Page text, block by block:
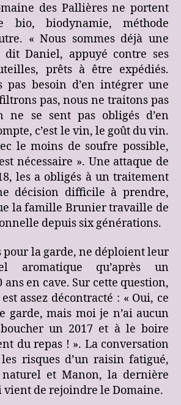
des Pallières ne portent
bio, biodynamie, méthode
« Nous sommes déjà une
Daniel, appuyé contre ses
prêts à être expédiés.
pas besoin d’en intégrer une
pas, nous ne traitons pas
ne se sent pas obligés d’en
c’est le vin, le goût du vin.
le moins de soufre possible,
nécessaire ». Une attaque de
les a obligés à un traitement
décision difficile à prendre,
la famille Brunier travaille de
depuis six générations.
pour la garde, ne déploient leur
aromatique qu’après un
en cave. Sur cette question,
assez décontracté : « Oui, ce
garde, mais moi je n’ai aucun
un 2017 et à le boire
du repas ! ». La conversation
les risques d’un raisin fatigué,
naturel et Manon, la dernière
vient de rejoindre le Domaine.